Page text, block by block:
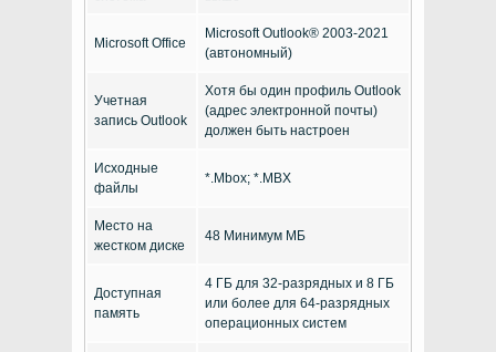
Microsoft Office
Microsoft Outlook® 2003-2021
(автономный)
Учетная
запись Outlook
Хотя бы один профиль Outlook
(адрес электронной почты)
должен быть настроен
Исходные
файлы
*.Mbox; *.MBX
Место на
жестком диске
48 Минимум МБ
Доступная
память
4 ГБ для 32-разрядных и 8 ГБ
или более для 64-разрядных
операционных систем